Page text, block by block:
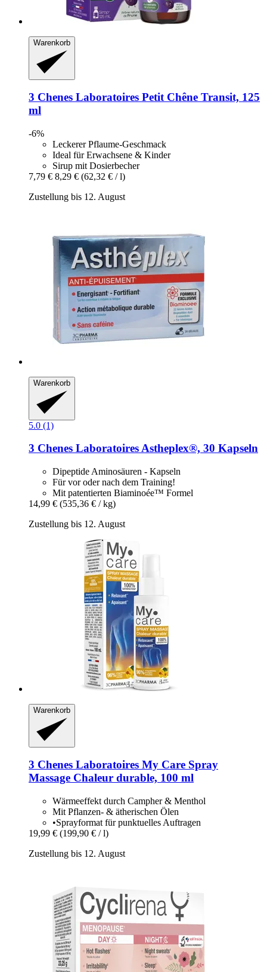
Warenkorb
3 Chenes Laboratoires Petit Chêne Transit, 125
ml
-6%
Leckerer Pflaume-Geschmack
Ideal für Erwachsene & Kinder
Sirup mit Dosierbecher
7,79 € 8,29 € (62,32 € / l)
Zustellung bis 12. August
Warenkorb
5.0 (1)
3 Chenes LaboratoiresAstheplex®, 30 Kapseln
Dipeptide Aminosäuren - Kapseln
Für vor oder nach dem Training!
Mit patentierten Biaminoée™ Formel
14,99 € (535,36 € / kg)
Zustellung bis 12. August
Warenkorb
3 Chenes Laboratoires My Care Spray
Massage Chaleur durable, 100 ml
Wärmeeffekt durch Campher & Menthol
Mit Pflanzen- & ätherischen Ölen
•Sprayformat für punktuelles Auftragen
19,99 € (199,90 € / l)
Zustellung bis 12. August